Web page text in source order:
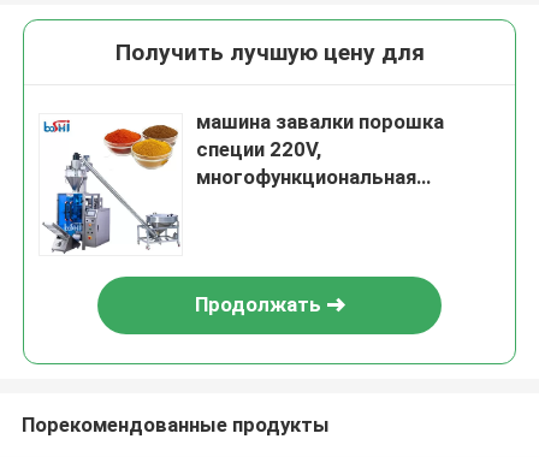
Получить лучшую цену для
машина завалки порошка
специи 220V,
многофункциональная
Продолжать
Порекомендованные продукты